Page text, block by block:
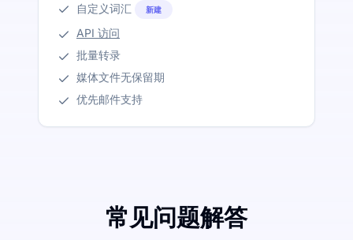
自定义词汇
新建
API 访问
批量转录
媒体文件无保留期
优先邮件支持
常见问题解答